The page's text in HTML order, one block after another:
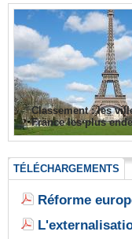
Classement : les
France les plus
TÉLÉCHARGEMENTS
Réforme